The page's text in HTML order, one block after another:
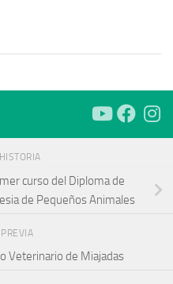
curso del Diploma de
de Pequeños Animales
Veterinario de Miajadas